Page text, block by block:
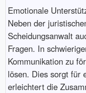
Emotionale
Neben der
Scheidungsanwalt
Fragen. In
Kommunikation zu
lösen. Dies sorgt für
erleichtert die